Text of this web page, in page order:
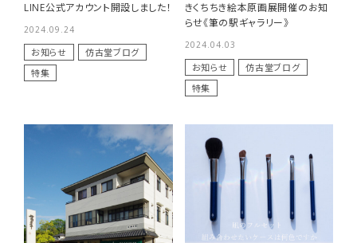
お問い合わせ
LINE公式アカウント開設しました！
2024.09.24
お知らせ
仿古堂ブログ
特集
きくちちき絵本原画展開催のお知
らせ《筆の駅ギャラリー》
2024.04.03
お知らせ
仿古堂ブログ
特集